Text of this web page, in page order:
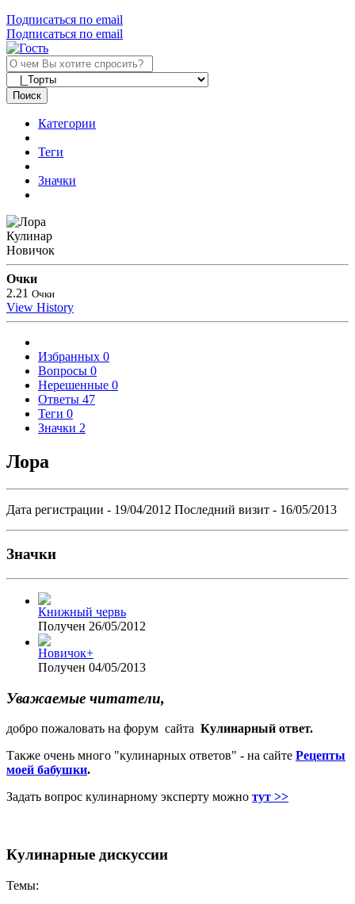
Подписаться по email
Подписаться по email
Поиск
Категории
Теги
Значки
Кулинар
Новичок
Очки
2.21 Очки
View History
Избранных 0
Вопросы 0
Нерешенные 0
Ответы 47
Теги 0
Значки 2
Лора
Дата регистрации - 19/04/2012 Последний визит - 16/05/2013
Значки
Книжный червь
Получен 26/05/2012
Новичок+
Получен 04/05/2013
Уважаемые читатели,
добро пожаловать на форум сайта Кулинарный ответ.
Также очень много "кулинарных ответов" - на сайте Рецепты
моей бабушки.
Задать вопрос кулинарному эксперту можно тут >>
Кулинарные дискуссии
Темы: